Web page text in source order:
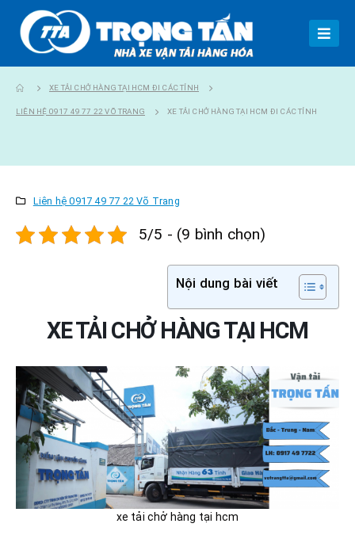
XE TẢI CHỞ HÀNG TẠI HCM ĐI CÁC TỈNH
LIÊN HỆ 0917 49 77 22 VÕ TRANG XE TẢI CHỞ HÀNG TẠI HCM ĐI CÁC TỈNH
Liên hệ 0917 49 77 22 Võ Trang
5/5 - (9 bình chọn)
Nội dung bài viết
XE TẢI CHỞ HÀNG TẠI HCM
xe tải chở hàng tại hcm